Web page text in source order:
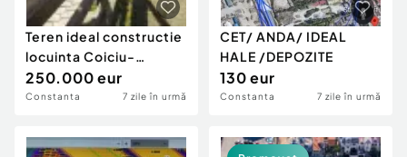
Teren ideal constructie
locuinta Coiciu-
Trocadero.
250.000 eur
Constanta 7 zile în urmă
CET/ ANDA/ IDEAL
HALE /DEPOZITE
130 eur
Constanta 7 zile în urmă